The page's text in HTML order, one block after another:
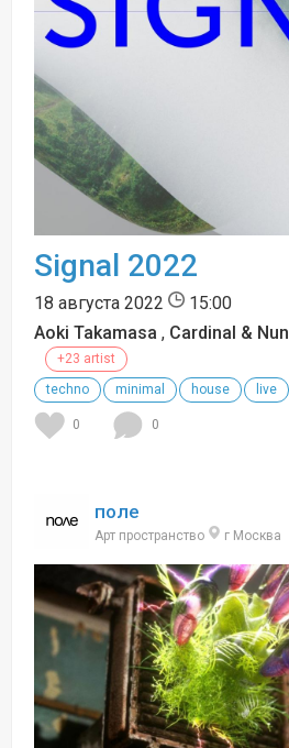
Signal 2022
18 августа 2022
15:00
Aoki Takamasa , Cardinal & Nun
+23 artist
techno
minimal house live
0 0
поле
Арт пространство г Москва